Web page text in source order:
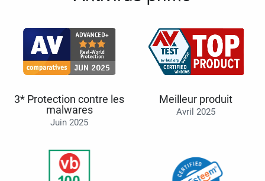
3* Protection contre les
malwares
Juin 2025
Meilleur produit
Avril 2025